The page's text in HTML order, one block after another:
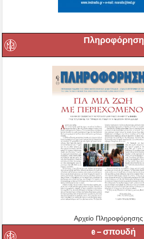
Πληροφόρηση
Αρχείο Πληροφόρησης
e – σπουδή